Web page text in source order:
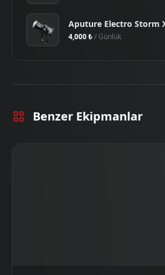
Aputure Electro Storm
4,000 ₺/ Günlük
Benzer Ekipmanlar